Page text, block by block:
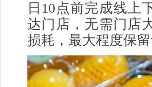
日10点前完成线上
达门店，无需门店
损耗，最大程度保